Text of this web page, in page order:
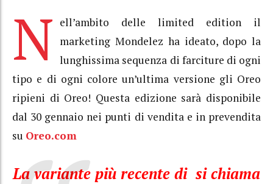
N ell’ambito delle limited edition il
marketing Mondelez ha ideato, dopo la
lunghissima sequenza di farciture di ogni
tipo e di ogni colore un’ultima versione gli Oreo
ripieni di Oreo! Questa edizione sarà disponibile
dal 30 gennaio nei punti di vendita e in prevendita
su Oreo.com
La variante più recente di si chiama